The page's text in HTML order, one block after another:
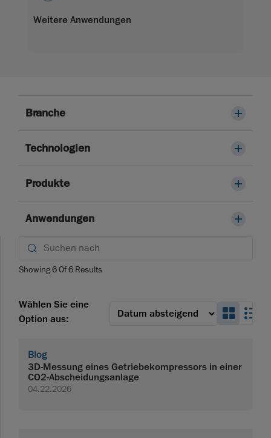
Weitere Anwendungen
Branche
Technologien
Produkte
Anwendungen
Showing6Of6 Results
Wählen Sie eine
Option aus:
Blog
3D-Messung eines Getriebekompressors in einer
CO2-Abscheidungsanlage
04.22.2026